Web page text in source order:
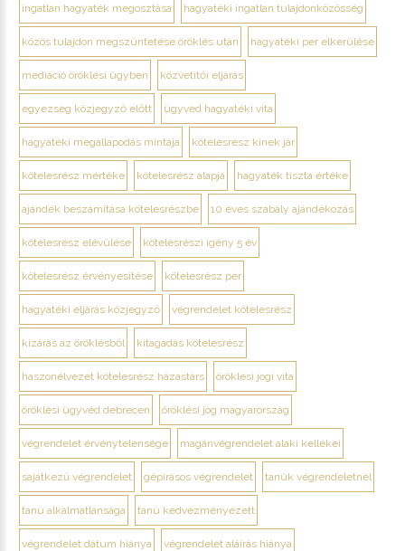
ingatlan hagyaték megosztása hagyatéki ingatlan tulajdonközösség
közös tulajdon megszüntetése öröklés után hagyatéki per elkerülése
mediáció öröklési ügyben közvetítői eljárás
egyezség közjegyző előtt ügyvéd hagyatéki vita
hagyatéki megállapodás mintája kötelesrész kinek jár
kötelesrész mértéke kötelesrész alapja hagyaték tiszta értéke
ajándék beszámítása kötelesrészbe 10 éves szabály ajándékozás
kötelesrész elévülése kötelesrészi igény 5 év
kötelesrész érvényesítése kötelesrész per
hagyatéki eljárás közjegyző végrendelet kötelesrész
kizárás az öröklésből kitagadás kötelesrész
haszonélvezet kötelesrész házastárs öröklési jogi vita
öröklési ügyvéd debrecen öröklési jog magyarország
végrendelet érvénytelensége magánvégrendelet alaki kellékei
sajátkezű végrendelet gépírásos végrendelet tanúk végrendeletnél
tanú alkalmatlansága tanú kedvezményezett
végrendelet dátum hiánya végrendelet aláírás hiánya